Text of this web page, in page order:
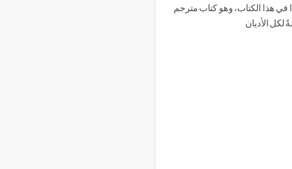
هذا الكتاب، وهو كتاب مترجم
لكل الأديان